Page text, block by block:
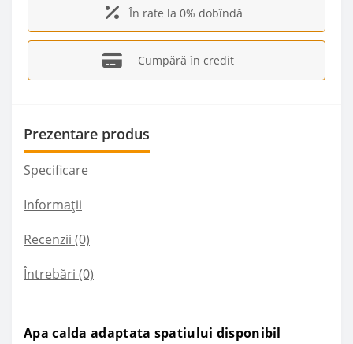
În rate la 0% dobîndă
Cumpără în credit
Prezentare produs
Specificare
Informații
Recenzii (0)
Întrebări (0)
Apa calda adaptata spatiului disponibil